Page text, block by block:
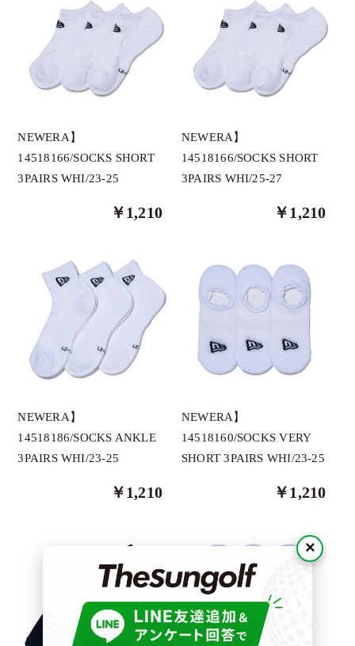
HELIX
1PIU1UGUALE3
AS2OV GOLF
BANDEL
BOGEY LOUNGE
Clasky
DONT PANIC
Docus
DECEMBERMAY
Dragonmyth
GREYSON
ImpRovE
OBSIDIAN
NEWERA】
14518166/SOCKS SHORT
3PAIRS WHI/23-25
￥1,210
NEWERA】
14518166/SOCKS SHORT
3PAIRS WHI/25-27
￥1,210
NEWERA】
14518186/SOCKS ANKLE
3PAIRS WHI/23-25
￥1,210
NEWERA】
14518160/SOCKS VERY
SHORT 3PAIRS WHI/23-25
￥1,210
×